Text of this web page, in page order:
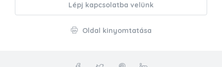
Lépj kapcsolatba velünk
Oldal kinyomtatása